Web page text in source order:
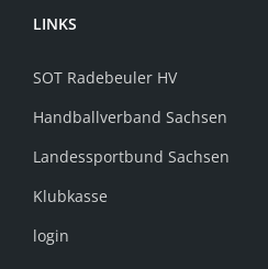
LINKS
SOT Radebeuler HV
Handballverband Sachsen
Landessportbund Sachsen
Klubkasse
login